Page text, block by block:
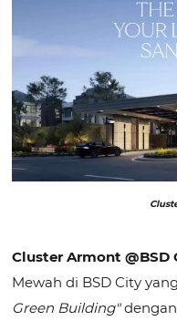
Cluster Armont @BSD
Mewah di BSD City
Green Building"dengan